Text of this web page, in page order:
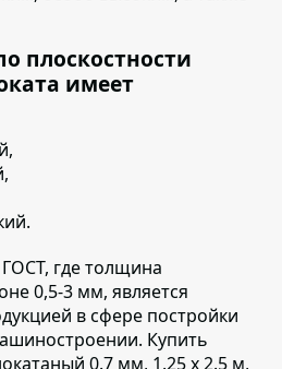
плоскостности
имеет
где толщина
0,5-3 мм, является
в сфере постройки
Купить
0.7 мм, 1.25 х 2.5 м,